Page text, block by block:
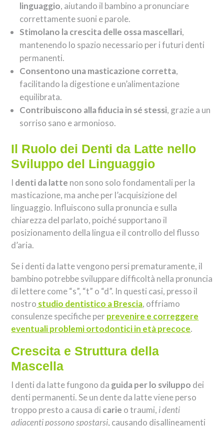
linguaggio, aiutando il bambino a pronunciare
correttamente suoni e parole.
Stimolano la crescita delle ossa mascellari,
mantenendo lo spazio necessario per i futuri denti
permanenti.
Consentono una masticazione corretta,
facilitando la digestione e un’alimentazione
equilibrata.
Contribuiscono alla fiducia in sé stessi, grazie a un
sorriso sano e armonioso.
Il Ruolo dei Denti da Latte nello
Sviluppo del Linguaggio
I denti da latte non sono solo fondamentali per la
masticazione, ma anche per l’acquisizione del
linguaggio. Influiscono sulla pronuncia e sulla
chiarezza del parlato, poiché supportano il
posizionamento della lingua e il controllo del flusso
d’aria.
Se i denti da latte vengono persi prematuramente, il
bambino potrebbe sviluppare difficoltà nella pronuncia
di lettere come “s”, “t” o “d”. In questi casi, presso il
nostro studio dentistico a Brescia, offriamo
consulenze specifiche per prevenire e correggere
eventuali problemi ortodontici in età precoce.
Crescita e Struttura della
Mascella
I denti da latte fungono da guida per lo sviluppo dei
denti permanenti. Se un dente da latte viene perso
troppo presto a causa di carie o traumi, i denti
adiacenti possono spostarsi, causando disallineamenti